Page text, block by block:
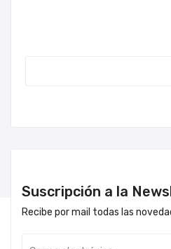
Suscripción a la
Recibe por mail todas las